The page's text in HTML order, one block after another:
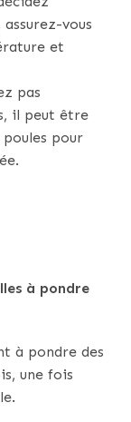
vous
et
pas
il peut être
pour
à pondre
à pondre des
une fois